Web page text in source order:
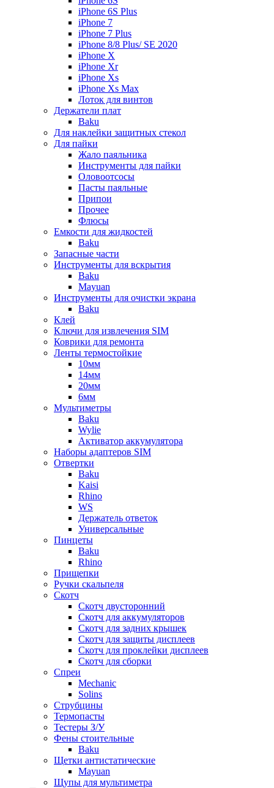
iPhone 6S Plus
iPhone 7
iPhone 7 Plus
iPhone 8/8 Plus/ SE 2020
iPhone X
iPhone Xr
iPhone Xs
iPhone Xs Max
Лоток для винтов
Держатели плат
Baku
Для наклейки защитных стекол
Для пайки
Жало паяльника
Инструменты для пайки
Оловоотсосы
Пасты паяльные
Припои
Прочее
Флюсы
Емкости для жидкостей
Baku
Запасные части
Инструменты для вскрытия
Baku
Mayuan
Инструменты для очистки экрана
Baku
Клей
Ключи для извлечения SIM
Коврики для ремонта
Ленты термостойкие
10мм
14мм
20мм
6мм
Мультиметры
Baku
Wylie
Активатор аккумулятора
Наборы адаптеров SIM
Отвертки
Baku
Kaisi
Rhino
WS
Держатель ответок
Универсальные
Пинцеты
Baku
Rhino
Прищепки
Ручки скальпеля
Скотч
Скотч двусторонний
Скотч для аккумуляторов
Скотч для задних крышек
Скотч для защиты дисплеев
Скотч для проклейки дисплеев
Скотч для сборки
Спреи
Mechanic
Solins
Струбцины
Термопасты
Тестеры З/У
Фены стоительные
Baku
Щетки антистатические
Mayuan
Щупы для мультиметра